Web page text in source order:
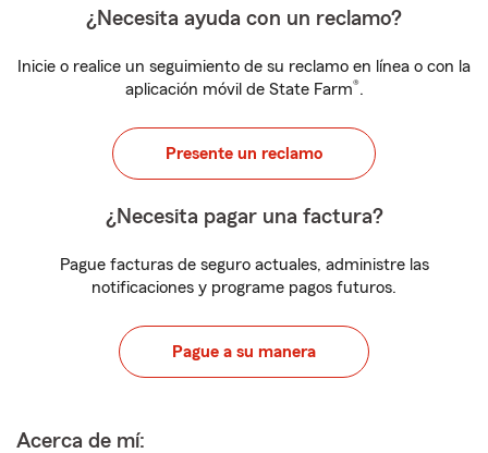
¿Necesita ayuda con un reclamo?
Inicie o realice un seguimiento de su reclamo en línea o con la
aplicación móvil de State Farm®.
Presente un reclamo
¿Necesita pagar una factura?
Pague facturas de seguro actuales, administre las
notificaciones y programe pagos futuros.
Pague a su manera
Acerca de mí: